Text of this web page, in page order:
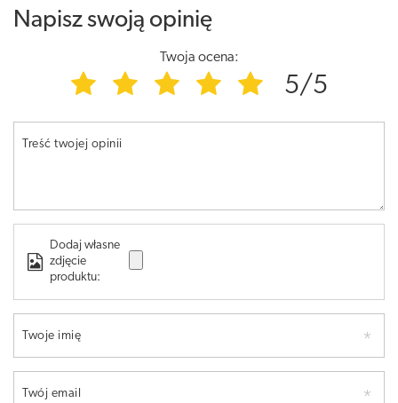
Napisz swoją opinię
Twoja ocena:
5/5
Treść twojej opinii
Dodaj własne
zdjęcie
produktu:
Twoje imię
Twój email